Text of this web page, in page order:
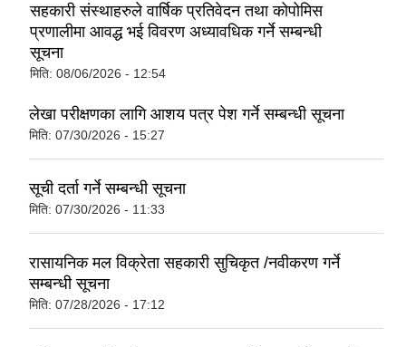
सहकारी संस्थाहरुले वार्षिक प्रतिवेदन तथा कोपोमिस
प्रणालीमा आवद्ध भई विवरण अध्यावधिक गर्ने सम्बन्धी
सूचना
मिति: 08/06/2026 - 12:54
लेखा परीक्षणका लागि आशय पत्र पेश गर्ने सम्बन्धी सूचना
मिति: 07/30/2026 - 15:27
सूची दर्ता गर्ने सम्बन्धी सूचना
मिति: 07/30/2026 - 11:33
रासायनिक मल विक्रेता सहकारी सुचिकृत /नवीकरण गर्ने
सम्बन्धी सूचना
मिति: 07/28/2026 - 17:12